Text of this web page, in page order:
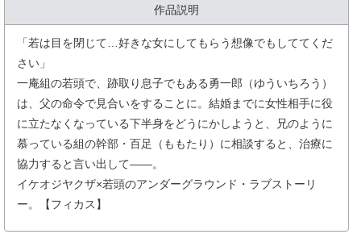
作品説明
「若は目を閉じて…好きな女にしてもらう想像でもしててくだ
さい」
一庵組の若頭で、跡取り息子でもある勇一郎（ゆういちろう）
は、父の命令で見合いをすることに。結婚までに女性相手に役
に立たなくなっている下半身をどうにかしようと、兄のように
慕っている組の幹部・百足（ももたり）に相談すると、治療に
協力すると言い出して――。
イケオジヤクザ×若頭のアンダーグラウンド・ラブストーリ
ー。【フィカス】